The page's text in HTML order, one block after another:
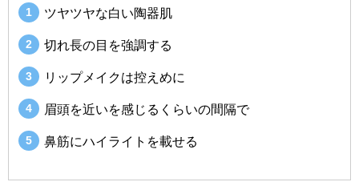
ツヤツヤな白い陶器肌
切れ長の目を強調する
リップメイクは控えめに
眉頭を近いを感じるくらいの間隔で
鼻筋にハイライトを載せる